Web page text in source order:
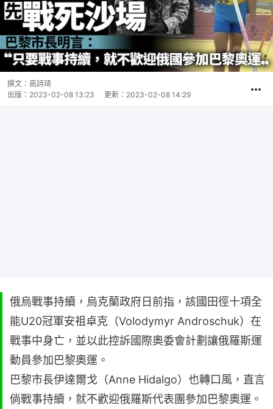
撰文： 高詩琦
出版： 2023-02-08 13:23 更新： 2023-02-08 14:29
俄烏戰事持續，烏克蘭政府日前指，該國田徑十項全
能U20冠軍安祖卓克（Volodymyr Androschuk）在
戰事中身亡，並以此控訴國際奧委會計劃讓俄羅斯運
動員參加巴黎奧運。
巴黎市長伊達爾戈（Anne Hidalgo）也轉口風，直言
倘戰事持續，就不歡迎俄羅斯代表團參加巴黎奧運。